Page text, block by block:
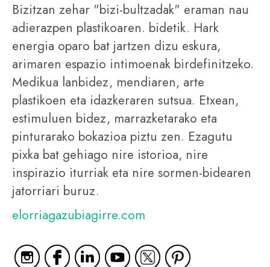
Bizitzan zehar "bizi-bultzadak" eraman nau
adierazpen plastikoaren. bidetik. Hark
energia oparo bat jartzen dizu eskura,
arimaren espazio intimoenak birdefinitzeko.
Medikua lanbidez, mendiaren, arte
plastikoen eta idazkeraren sutsua. Etxean,
estimuluen bidez, marrazketarako eta
pinturarako bokazioa piztu zen. Ezagutu
pixka bat gehiago nire istorioa, nire
inspirazio iturriak eta nire sormen-bidearen
jatorriari buruz.
elorriagazubiagirre.com